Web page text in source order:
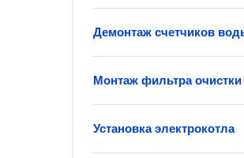
Демонтаж счетчиков
Монтаж фильтра
Установка электрокотла